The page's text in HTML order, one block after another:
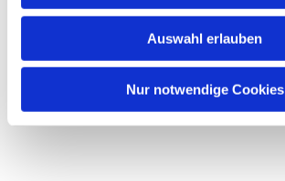
Auswahl erlauben
Nur notwendige Cookies